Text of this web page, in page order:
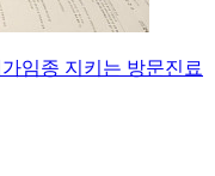
임종 지키는 방문진료